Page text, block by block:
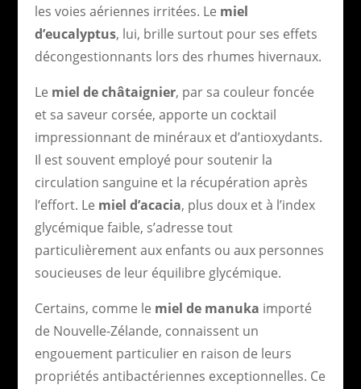
les voies aériennes irritées. Le miel
d’eucalyptus, lui, brille surtout pour ses effets
décongestionnants lors des rhumes hivernaux.
Le miel de châtaignier, par sa couleur foncée
et sa saveur corsée, apporte un cocktail
impressionnant de minéraux et d’antioxydants.
Il est souvent employé pour soutenir la
circulation sanguine et la récupération après
l’effort. Le miel d’acacia, plus doux et à l’index
glycémique faible, s’adresse tout
particulièrement aux enfants ou aux personnes
soucieuses de leur équilibre glycémique.
Certains, comme le miel de manuka importé
de Nouvelle-Zélande, connaissent un
engouement particulier en raison de leurs
propriétés antibactériennes exceptionnelles. Ce